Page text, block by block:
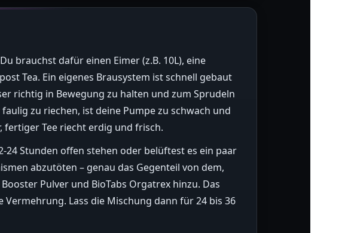
brauchst dafür einen Eimer (z.B. 10L), eine
Tea. Ein eigenes Brausystem ist schnell gebaut
richtig in Bewegung zu halten und zum Sprudeln
zu riechen, ist deine Pumpe zu schwach und
fertiger Tee riecht erdig und frisch.
24 Stunden offen stehen oder belüftest es ein paar
abzutöten – genau das Gegenteil von dem,
Pulver und BioTabs Orgatrex hinzu. Das
Lass die Mischung dann für 24 bis 36